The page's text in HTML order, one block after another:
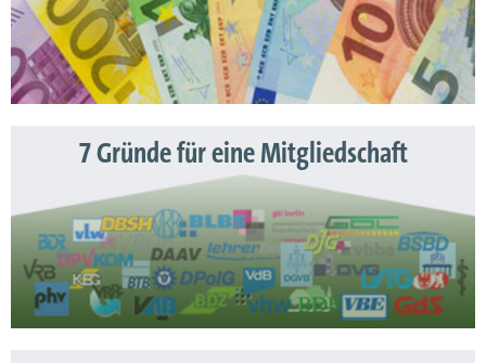
7 Gründe für eine Mitgliedschaft